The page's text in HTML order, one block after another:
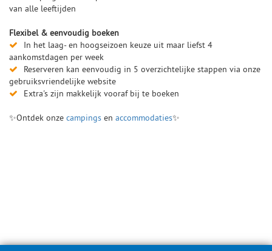
van alle leeftijden
Flexibel & eenvoudig boeken
In het laag- en hoogseizoen keuze uit maar liefst 4
aankomstdagen per week
Reserveren kan eenvoudig in 5 overzichtelijke stappen via onze
gebruiksvriendelijke website
Extra's zijn makkelijk vooraf bij te boeken
✨Ontdek onze campings en accommodaties✨